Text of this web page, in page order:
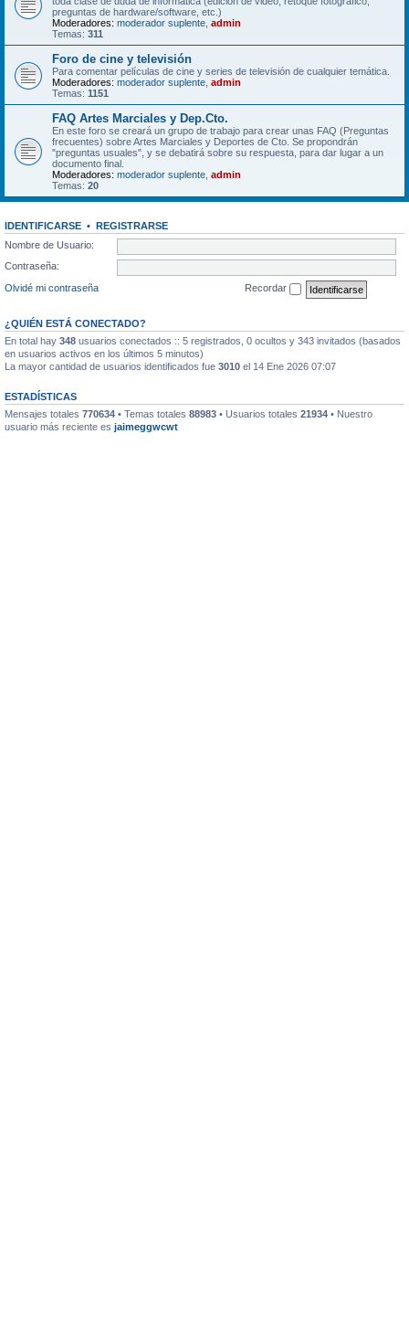
preguntas de hardware/software, etc.)
Moderadores: moderador suplente admin
Temas: 311
Foro de cine y televisión
Para comentar películas de cine y series de televisión de cualquier temática.
Moderadores: moderador suplente admin
Temas: 1151
FAQ Artes Marciales y Dep.Cto.
En este foro se creará un grupo de trabajo para crear unas FAQ (Preguntas
frecuentes) sobre Artes Marciales y Deportes de Cto. Se propondrán
"preguntas usuales", y se debatirá sobre su respuesta, para dar lugar a un
documento final.
Moderadores: moderador suplente admin
Temas: 20
IDENTIFICARSE • REGISTRARSE
Nombre de Usuario:
Contraseña:
Olvidé mi contraseña
Recordar
¿QUIÉN ESTÁ CONECTADO?
En total hay 348 usuarios conectados :: 5 registrados, 0 ocultos y 343 invitados (basados
en usuarios activos en los últimos 5 minutos)
La mayor cantidad de usuarios identificados fue 3010 el 14 Ene 2026 07:07
ESTADÍSTICAS
Mensajes totales 770634 • Temas totales 88983 • Usuarios totales 21934 • Nuestro
usuario más reciente es jaimeggwcwt